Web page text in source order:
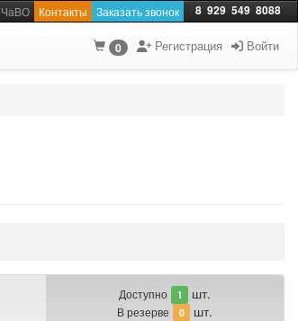
ЧаВО Контакты Заказать звонок 8 929 549 8088
0 Регистрация Войти
Доступно 1 шт.
В резерве 0 шт.